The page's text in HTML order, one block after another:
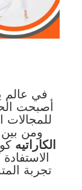
في عالم
أصبحت
للمجالات
ومن بين
الكاراتيه
تجربة